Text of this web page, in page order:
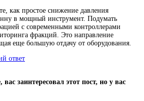
как простое снижение давления
в мощный инструмент. Подумать
с современными контроллерами
фракций. Это направление
еще большую отдачу от оборудования.
ответ
заинтересовал этот пост, но у вас